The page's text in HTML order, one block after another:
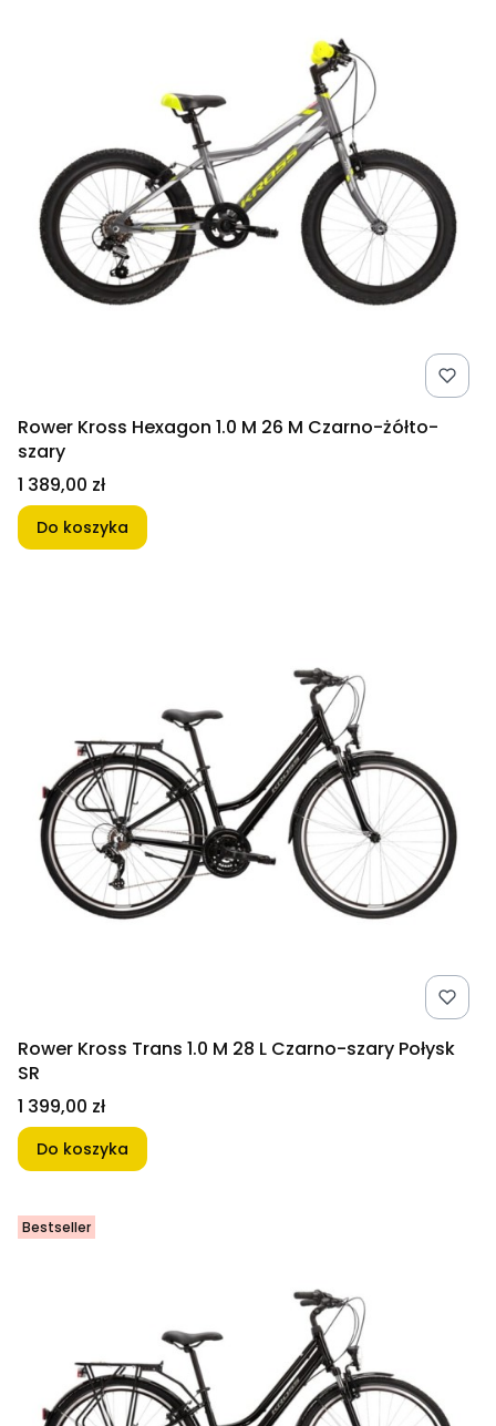
Rower Kross Hexagon 1.0 M 26 M Czarno-żółto-
szary
Cena
1 389,00 zł
Do koszyka
Rower Kross Trans 1.0 M 28 L Czarno-szary Połysk
SR
Cena
1 399,00 zł
Do koszyka
Bestseller